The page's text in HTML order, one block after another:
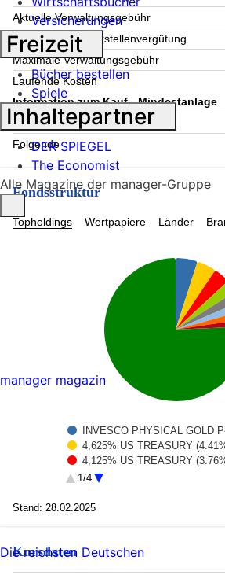
Aktuelle Verwaltungsgebühr
Maximale Verwahrstellenvergütung
Maximale Verwaltungsgebühr
Laufende Kosten
Information zum Kauf - Mindestanlage
Einmalig
Folgende
Fondsstruktur
Topholdings Wertpapiere Länder
INVESCO PHYSICAL GOLD
4,625% US TREASURY
4,125% US TREASURY
0,000% EUROPÄISCHE
3,625% US TREASURY (2.18%)
Rest (75.72%)
1/4
Stand: 28.02.2025
Kursdaten
Versicherungen
Freizeit
Bücher bestellen
Spiele
Inhaltepartner
DER SPIEGEL
The Economist
Alle Magazine der manager-Gruppe
manager magazin
Die reichsten Deutschen